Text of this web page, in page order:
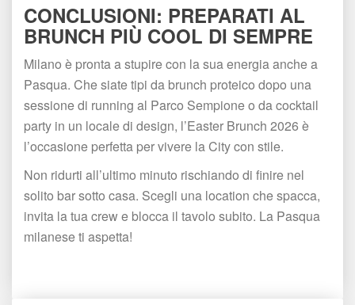
CONCLUSIONI: PREPARATI AL
BRUNCH PIÙ COOL DI SEMPRE
Milano è pronta a stupire con la sua energia anche a
Pasqua. Che siate tipi da brunch proteico dopo una
essione di running al Parco Sempione o da cocktail
party in un locale di design, l’Easter Brunch 2026 è
l’occasione perfetta per vivere la City con stile.
Non ridurti all’ultimo minuto rischiando di finire nel
olito bar sotto casa. Scegli una location che spacca,
invita la tua crew e blocca il tavolo subito. La Pasqua
milanese ti aspetta!